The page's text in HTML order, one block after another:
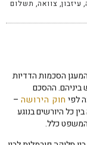
עיזבון,צוואה,תשלום
הסכמות הדדיות
ההסכם
חוק הירושה–
כל היורשים בנוגע
כלל.